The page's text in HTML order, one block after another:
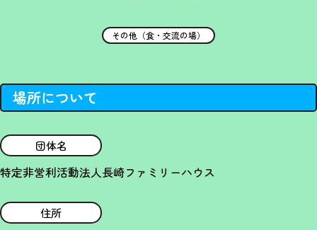
その他（食・交流の場）
場所について
団体名
特定非営利活動法人長崎ファミリーハウス
住所